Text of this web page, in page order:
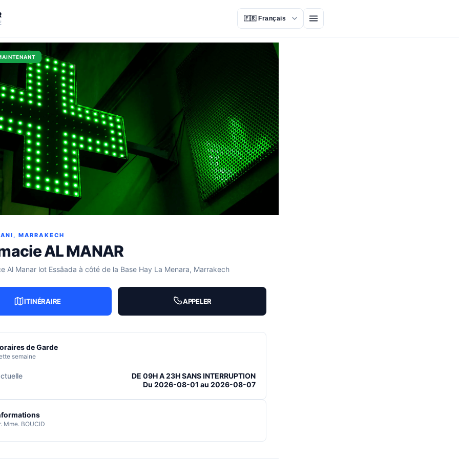
Ouvrir le menu
MARRAKECH
AL MANAR
Al Manar lot Essâada à côté de la Base Hay La Menara, Marrakech
ITINÉRAIRE APPELER
de Garde
semaine
DE 09H A 23H SANS INTERRUPTION
Du 2026-08-01 au 2026-08-07
Mme. BOUCID